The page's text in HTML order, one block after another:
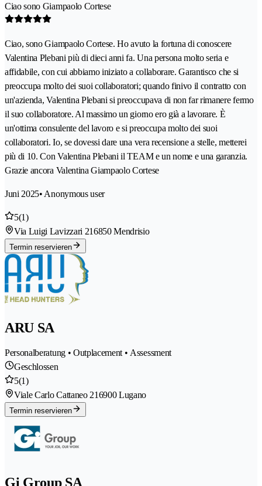
Ciao sono Giampaolo Cortese
Ciao, sono Giampaolo Cortese. Ho avuto la fortuna di conoscere
Valentina Plebani più di dieci anni fa. Una persona molto seria e
affidabile, con cui abbiamo iniziato a collaborare. Garantisco che si
preoccupa molto dei suoi collaboratori; quando finivo il contratto con
un'azienda, Valentina Plebani si preoccupava di non far rimanere fermo
il suo collaboratore. Al massimo un giorno ero già a lavorare. È
un'ottima consulente del lavoro e si preoccupa molto dei suoi
collaboratori. Io, se dovessi dare una vera recensione a stelle, metterei
più di 10. Con Valentina Plebani il TEAM e un nome e una garanzia.
Grazie ancora Valentina Giampaolo Cortese
Juni 2025• Anonymous user
5(1)
Via Luigi Lavizzari 216850 Mendrisio
Termin reservieren
ARU SA
Personalberatung • Outplacement • Assessment
Geschlossen
5(1)
Viale Carlo Cattaneo 216900 Lugano
Termin reservieren
Gi Group SA